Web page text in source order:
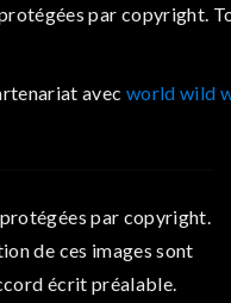
par
avec world wild
par copyright.
de ces images sont
écrit préalable.